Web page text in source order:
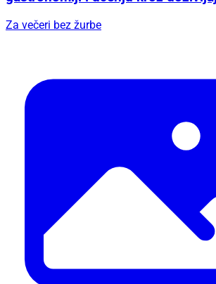
Za večeri bez žurbe